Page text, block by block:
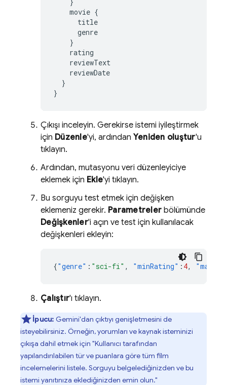
movie {
title
genre
}
rating
reviewText
reviewDate
}
}
Çıkışı inceleyin. Gerekirse istemi iyileştirmek
için Düzenle'yi, ardından Yeniden oluştur'u
tıklayın.
Ardından, mutasyonu veri düzenleyiciye
eklemek için Ekle'yi tıklayın.
Bu sorguyu test etmek için değişken
eklemeniz gerekir. Parametreler bölümünde
Değişkenler'i açın ve test için kullanılacak
değişkenleri ekleyin:
{"genre" : "sci-fi" , "minRating" : 4,
Çalıştır'ı tıklayın.
İpucu: Gemini'dan çıktıyı genişletmesini de
isteyebilirsiniz. Örneğin, yorumları ve kaynak isteminizi
çıkışa dahil etmek için "Kullanıcı tarafından
yapılandırılabilen tür ve puanlara göre tüm film
incelemelerini listele. Sorguyu belgelediğinizden ve bu
istemi yanıtınıza eklediğinizden emin olun."